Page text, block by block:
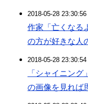
2018-05-28
作家「亡くなる
の方が好きな人
2018-05-28
「シャイニン
の画像を見れば